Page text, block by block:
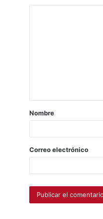
Nombre
Correo electrónico